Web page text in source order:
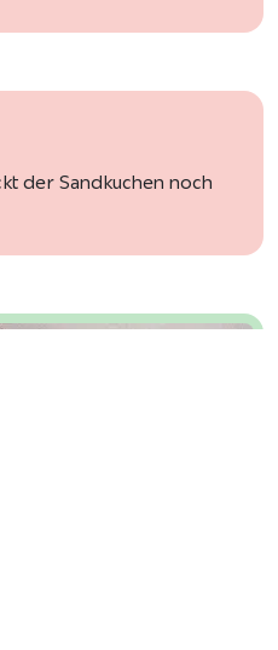
der Sandkuchen noch